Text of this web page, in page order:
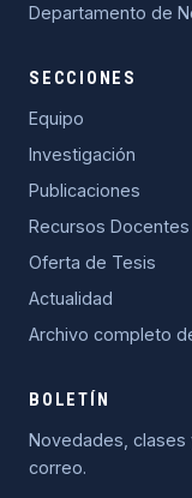
Departamento de
SECCIONES
Equipo
Investigación
Publicaciones
Recursos Docentes
Oferta de Tesis
Actualidad
Archivo completo
BOLETÍN
Novedades, clases
correo.